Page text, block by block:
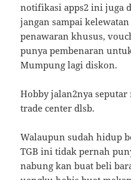
notifikasi apps2 ini juga
jangan sampai
penawaran khusus,
punya pembenaran
Mumpung lagi diskon.
Hobby jalan2nya
trade center dlsb.
Walaupun sudah hidup
TGB ini tidak pernah
nabung kan buat beli